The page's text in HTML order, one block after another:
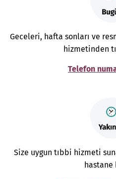
Geceleri, hafta sonları ve
hizmetinden
Telefon
Size uygun tıbbi hizmeti
hastane